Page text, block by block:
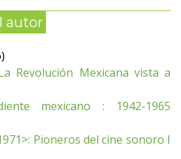
autor
Revolución Mexicana vista a
mexicano : 1942-1965
Pioneros del cine sonoro I